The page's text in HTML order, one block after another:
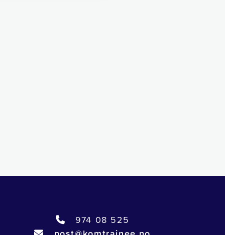
 974 08 525
